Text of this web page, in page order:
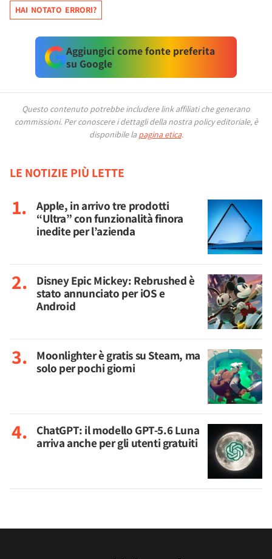
HAI NOTATO ERRORI?
Aggiungici come fonte preferita
su Google
Questo contenuto potrebbe includere link affiliati che generano
commissioni. Per conoscere i dettagli della nostra policy editoriale, è
disponibile la pagina etica.
LE NOTIZIE PIÙ LETTE
Apple, in arrivo tre prodotti
“Ultra” con funzionalità finora
inedite per l’azienda
Disney Epic Mickey: Rebrushed è
stato annunciato per iOS e
Android
Moonlighter è gratis su Steam, ma
solo per pochi giorni
ChatGPT: il modello GPT-5.6 Luna
arriva anche per gli utenti gratuiti